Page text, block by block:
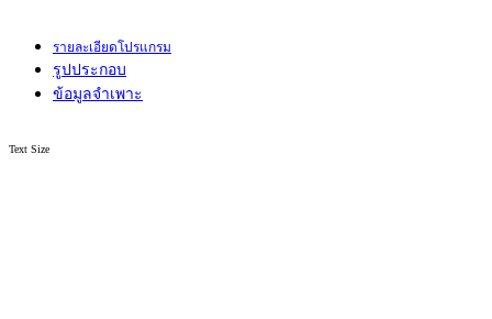
รายละเอียดโปรแกรม
รูปประกอบ
ข้อมูลจำเพาะ
Text Size